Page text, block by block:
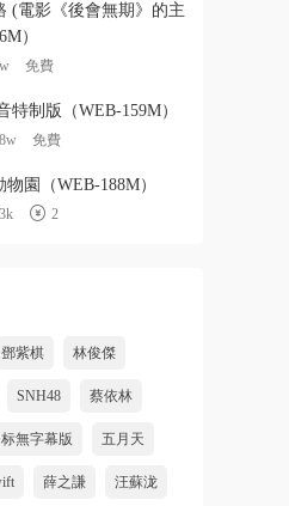
(電影《後會無期》的主
）
免費
特制版（WEB-159M）
免費
園（WEB-188M）
2
鄧紫棋 林俊傑
SNH48 蔡依林
無字幕版 五月天
薛之謙 汪蘇泷